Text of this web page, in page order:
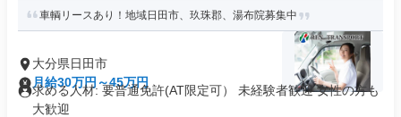
車輌リースあり！地域日田市、玖珠郡、湯布院募集中
大分県日田市
月給30万円～45万円
求める人材: 要普通免許(AT限定可） 未経験者歓迎 女性の方も
大歓迎